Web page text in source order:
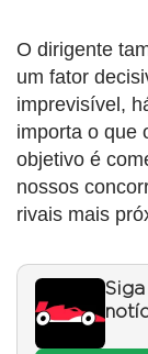
O dirigente
um fator
imprevisível,
importa o que
objetivo é
nossos
rivais mais
Siga